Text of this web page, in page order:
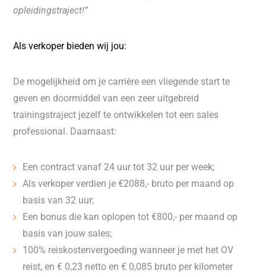
opleidingstraject!”
Als verkoper bieden wij jou:
De mogelijkheid om je carrière een vliegende start te
geven en doormiddel van een zeer uitgebreid
trainingstraject jezelf te ontwikkelen tot een sales
professional. Daarnaast:
Een contract vanaf 24 uur tot 32 uur per week;
Als verkoper verdien je €2088,- bruto per maand op
basis van 32 uur;
Een bonus die kan oplopen tot €800,- per maand op
basis van jouw sales;
100% reiskostenvergoeding wanneer je met het OV
reist, en € 0,23 netto en € 0,085 bruto per kilometer